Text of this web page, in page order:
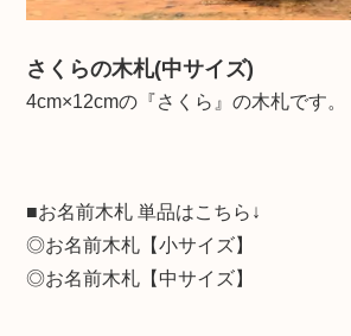
さくらの木札(中サイズ)
4cm×12cmの『さくら』の木札です。
■お名前木札 単品はこちら↓
◎お名前木札【小サイズ】
◎お名前木札【中サイズ】